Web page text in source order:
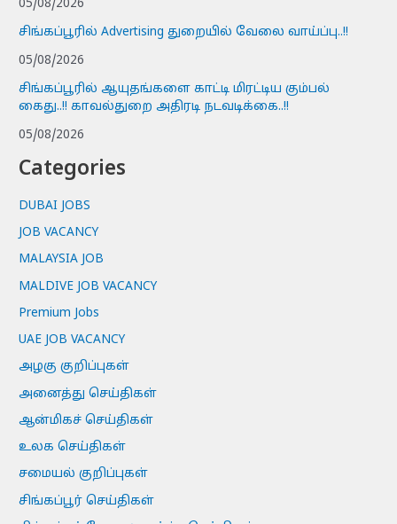
05/08/2026
சிங்கப்பூரில் Advertising துறையில் வேலை வாய்ப்பு..!!
05/08/2026
சிங்கப்பூரில் ஆயுதங்களை காட்டி மிரட்டிய கும்பல்
கைது..!! காவல்துறை அதிரடி நடவடிக்கை..!!
05/08/2026
Categories
DUBAI JOBS
JOB VACANCY
MALAYSIA JOB
MALDIVE JOB VACANCY
Premium Jobs
UAE JOB VACANCY
அழகு குறிப்புகள்
அனைத்து செய்திகள்
ஆன்மிகச் செய்திகள்
உலக செய்திகள்
சமையல் குறிப்புகள்
சிங்கப்பூர் செய்திகள்